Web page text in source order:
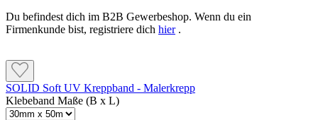
Du befindest dich im B2B Gewerbeshop. Wenn du ein
Firmenkunde bist, registriere dich hier.
SOLID Soft UV Kreppband - Malerkrepp
Klebeband Maße (B x L)